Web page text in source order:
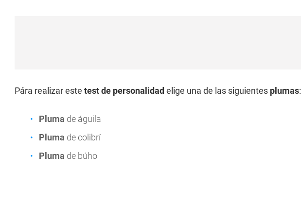
Pára realizar este test de personalidad elige una de las siguientes plumas:
Pluma de águila
Pluma de colibrí
Pluma de búho